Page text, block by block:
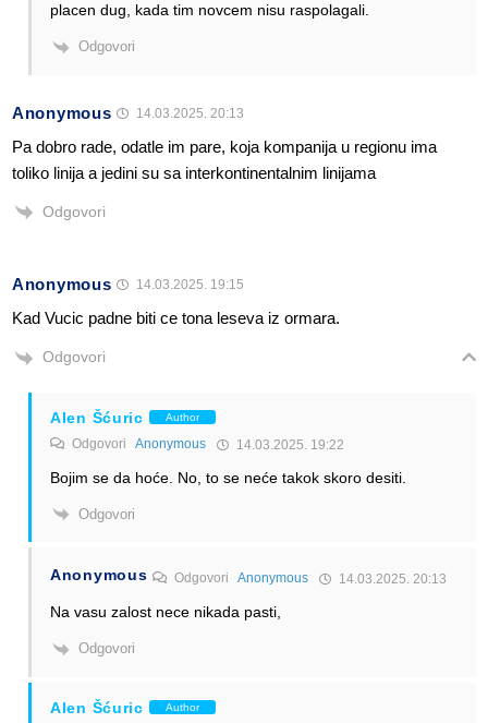
placen dug, kada tim novcem nisu raspolagali.
Odgovori
Anonymous 14.03.2025. 20:13
Pa dobro rade, odatle im pare, koja kompanija u regionu ima
toliko linija a jedini su sa interkontinentalnim linijama
Odgovori
Anonymous 14.03.2025. 19:15
Kad Vucic padne biti ce tona leseva iz ormara.
Odgovori
Alen Šćuric Author
Odgovori Anonymous 14.03.2025. 19:22
Bojim se da hoće. No, to se neće takok skoro desiti.
Odgovori
Anonymous OdgovoriAnonymous 14.03.2025. 20:13
Na vasu zalost nece nikada pasti,
Odgovori
Alen Šćuric Author